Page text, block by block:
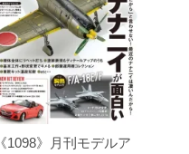
《1098》月刊モデルア